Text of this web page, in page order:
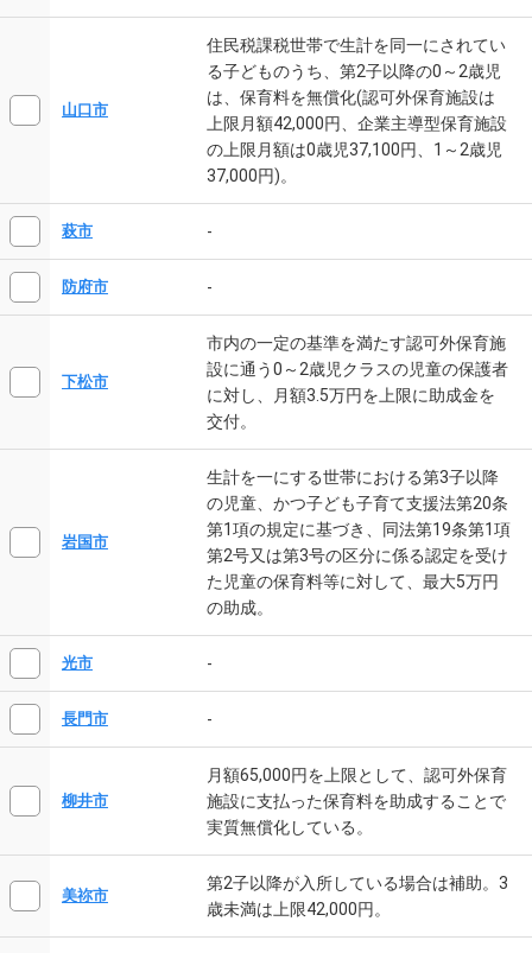
山口市
住民税課税世帯で生計を同一にされてい
る子どものうち、第2子以降の0～2歳児
は、保育料を無償化(認可外保育施設は
上限月額42,000円、企業主導型保育施設
の上限月額は0歳児37,100円、1～2歳児
37,000円)。
萩市 -
防府市 -
下松市
市内の一定の基準を満たす認可外保育施
設に通う0～2歳児クラスの児童の保護者
に対し、月額3.5万円を上限に助成金を
交付。
岩国市
生計を一にする世帯における第3子以降
の児童、かつ子ども子育て支援法第20条
第1項の規定に基づき、同法第19条第1項
第2号又は第3号の区分に係る認定を受け
た児童の保育料等に対して、最大5万円
の助成。
光市 -
長門市 -
柳井市
月額65,000円を上限として、認可外保育
施設に支払った保育料を助成することで
実質無償化している。
美祢市
第2子以降が入所している場合は補助。3
歳未満は上限42,000円。